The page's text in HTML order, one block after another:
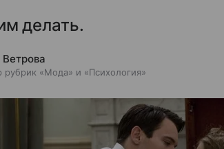
делать.
рубрик «Мода» и «Психология»